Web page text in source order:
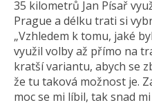
35 kilometrů Jan Písař
Prague a délku trati si
„Vzhledem k tomu, jaké
využil volby až přímo na
kratší variantu, abych se
že tu taková možnost je.
moc se mi líbil, tak snad